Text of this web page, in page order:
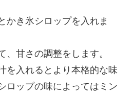
かき氷シロップを入れま
、甘さの調整をします。
を入れるとより本格的な味
ロップの味によってはミン